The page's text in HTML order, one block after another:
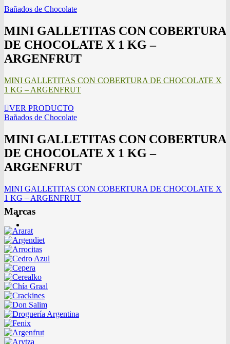
Bañados de Chocolate
MINI GALLETITAS CON COBERTURA
DE CHOCOLATE X 1 KG –
ARGENFRUT
MINI GALLETITAS CON COBERTURA DE CHOCOLATE X
1 KG – ARGENFRUT
VER PRODUCTO
Bañados de Chocolate
MINI GALLETITAS CON COBERTURA
DE CHOCOLATE X 1 KG –
ARGENFRUT
MINI GALLETITAS CON COBERTURA DE CHOCOLATE X
1 KG – ARGENFRUT
Marcas